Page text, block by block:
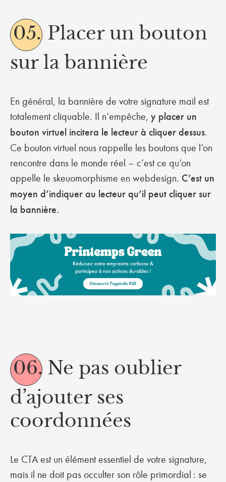
05. Placer un bouton
sur la bannière
En général, la bannière de votre signature mail est
totalement cliquable. Il n’empêche, y placer un
bouton virtuel incitera le lecteur à cliquer dessus.
Ce bouton virtuel nous rappelle les boutons que l’on
rencontre dans le monde réel – c’est ce qu’on
appelle le skeuomorphisme en webdesign. C’est un
moyen d’indiquer au lecteur qu’il peut cliquer sur
la bannière.
06. Ne pas oublier
d’ajouter ses
coordonnées
Le CTA est un élément essentiel de votre signature,
mais il ne doit pas occulter son rôle primordial : se